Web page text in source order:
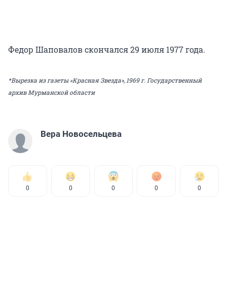
Федор Шаповалов скончался 29 июля 1977 года.
*Вырезка из газеты «Красная Звезда», 1969 г. Государственный
архив Мурманской области
Вера Новосельцева
0 0 0 0 0